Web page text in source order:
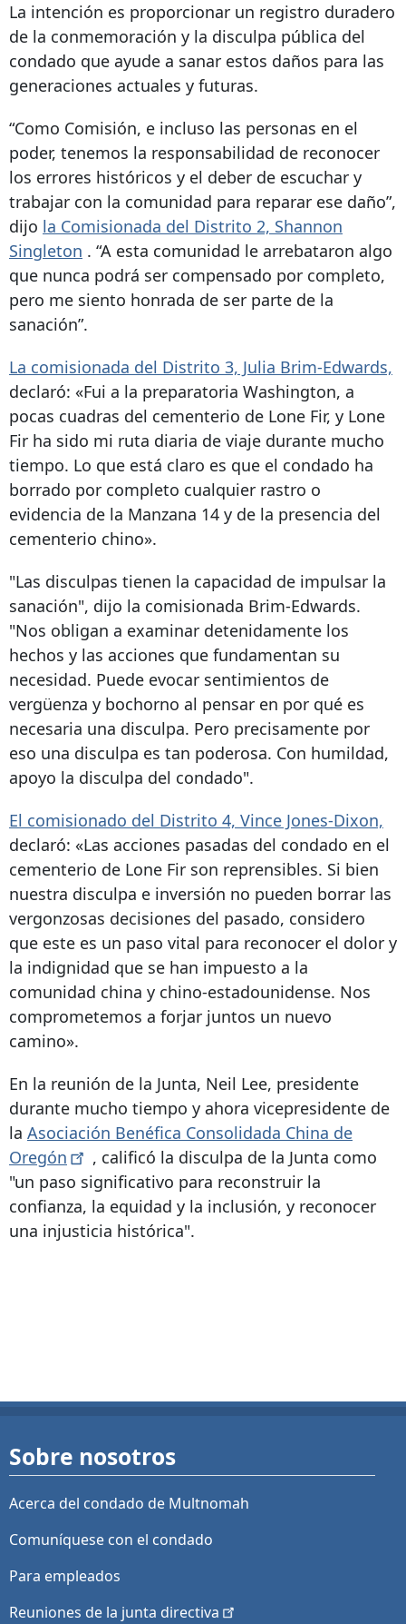
La intención es proporcionar un registro duradero
de la conmemoración y la disculpa pública del
condado que ayude a sanar estos daños para las
generaciones actuales y futuras.
“Como Comisión, e incluso las personas en el
poder, tenemos la responsabilidad de reconocer
los errores históricos y el deber de escuchar y
trabajar con la comunidad para reparar ese daño”,
dijo la Comisionada del Distrito 2, Shannon
Singleton . “A esta comunidad le arrebataron algo
que nunca podrá ser compensado por completo,
pero me siento honrada de ser parte de la
sanación”.
La comisionada del Distrito 3, Julia Brim-Edwards,
declaró: «Fui a la preparatoria Washington, a
pocas cuadras del cementerio de Lone Fir, y Lone
Fir ha sido mi ruta diaria de viaje durante mucho
tiempo. Lo que está claro es que el condado ha
borrado por completo cualquier rastro o
evidencia de la Manzana 14 y de la presencia del
cementerio chino».
"Las disculpas tienen la capacidad de impulsar la
sanación", dijo la comisionada Brim-Edwards.
"Nos obligan a examinar detenidamente los
hechos y las acciones que fundamentan su
necesidad. Puede evocar sentimientos de
vergüenza y bochorno al pensar en por qué es
necesaria una disculpa. Pero precisamente por
eso una disculpa es tan poderosa. Con humildad,
apoyo la disculpa del condado".
El comisionado del Distrito 4, Vince Jones-Dixon,
declaró: «Las acciones pasadas del condado en el
cementerio de Lone Fir son reprensibles. Si bien
nuestra disculpa e inversión no pueden borrar las
vergonzosas decisiones del pasado, considero
que este es un paso vital para reconocer el dolor y
la indignidad que se han impuesto a la
comunidad china y chino-estadounidense. Nos
comprometemos a forjar juntos un nuevo
camino».
En la reunión de la Junta, Neil Lee, presidente
durante mucho tiempo y ahora vicepresidente de
la Asociación Benéfica Consolidada China de
Oregón
, calificó la disculpa de la Junta como
"un paso significativo para reconstruir la
confianza, la equidad y la inclusión, y reconocer
una injusticia histórica".
Sobre nosotros
Acerca del condado de Multnomah
Comuníquese con el condado
Para empleados
Reuniones de la junta directiva